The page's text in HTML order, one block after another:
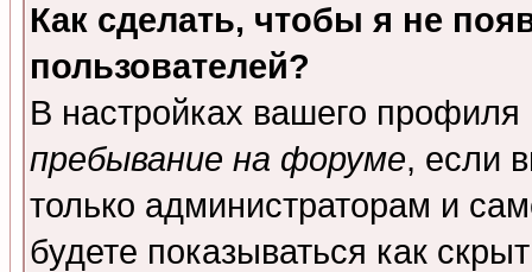
Как сделать, чтобы я не
пользователей?
В настройках вашего
пребывание на форуме, если
только администраторам и
будете показываться как